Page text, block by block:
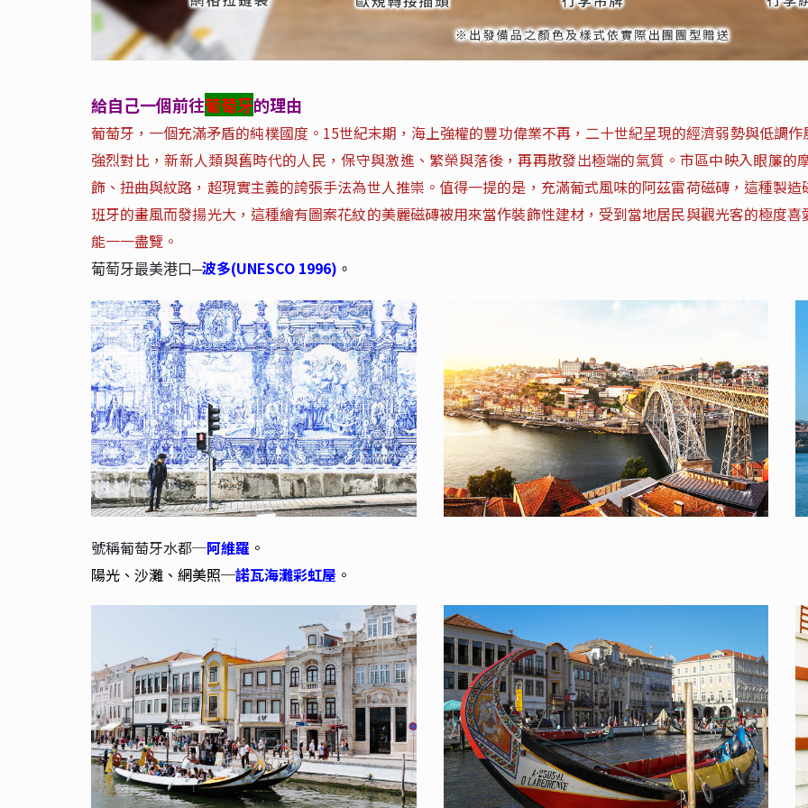
給自己一個前往葡萄牙的理由
葡萄牙，一個充滿矛盾的純樸國度。15世紀末期，海上強權的豐功偉業不再，二十世紀呈現的經濟弱勢與低調
強烈對比，新新人類與舊時代的人民，保守與激進、繁榮與落後，再再散發出極端的氣質。市區中映入眼簾
飾、扭曲與紋路，超現實主義的誇張手法為世人推崇。值得一提的是，充滿葡式風味的阿茲雷荷磁磚，這種製
班牙的畫風而發揚光大，這種繪有圖案花紋的美麗磁磚被用來當作裝飾性建材，受到當地居民與觀光客的極度
能一一盡覽。
葡萄牙最美港口─波多(UNESCO 1996) 。
號稱葡萄牙水都─阿維羅。
陽光、沙灘、網美照─諾瓦海灘彩虹屋 。